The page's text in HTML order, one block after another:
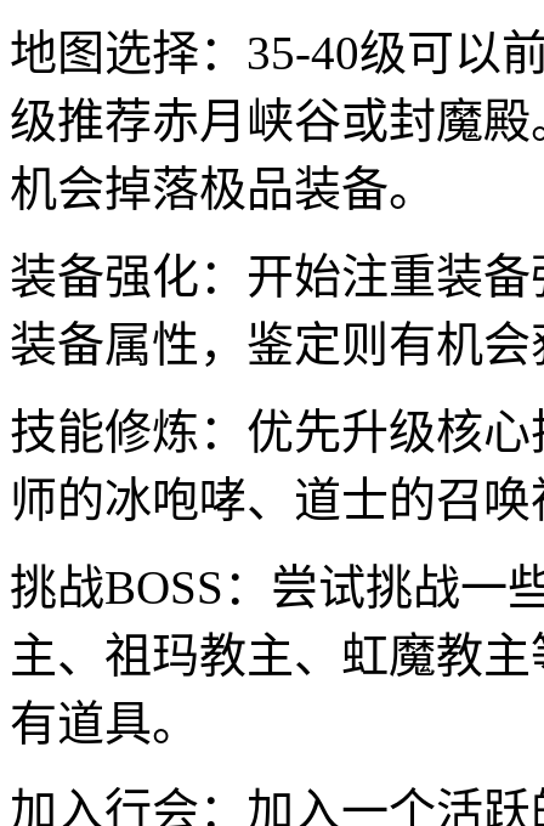
地图选择：35-40级可以
级推荐赤月峡谷或封魔
机会掉落极品装备。
装备强化：开始注重装
装备属性，鉴定则有机
技能修炼：优先升级核
师的冰咆哮、道士的召
挑战BOSS：尝试挑战一
主、祖玛教主、虹魔教
有道具。
加入行会：加入一个活